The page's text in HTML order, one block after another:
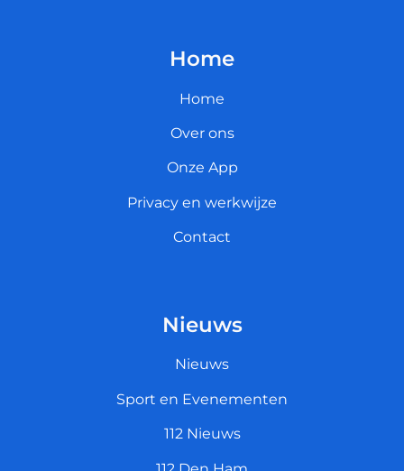
Home
Home
Over ons
Onze App
Privacy en werkwijze
Contact
Nieuws
Nieuws
Sport en Evenementen
112 Nieuws